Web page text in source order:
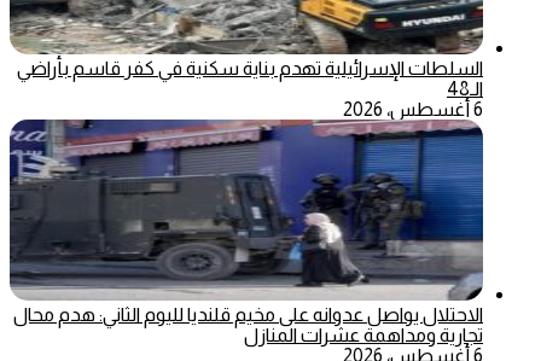
السلطات الإسرائيلية تهدم بناية سكنية في كفر قاسم بأراضي
الـ48
6 أغسطس، 2026
الاحتلال يواصل عدوانه على مخيم قلنديا لليوم الثاني: هدم محال
تجارية ومداهمة عشرات المنازل
6 أغسطس، 2026